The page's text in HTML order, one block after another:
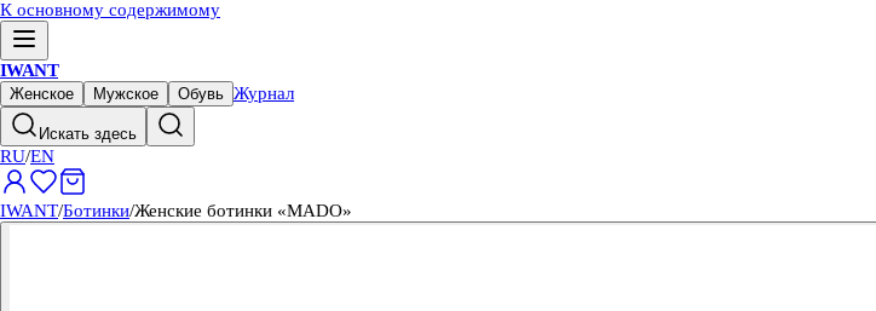
К основному содержимому
IWANT
Женское Мужское Обувь Журнал
Искать здесь
RU/EN
IWANT/Ботинки/Женские ботинки «MADO»